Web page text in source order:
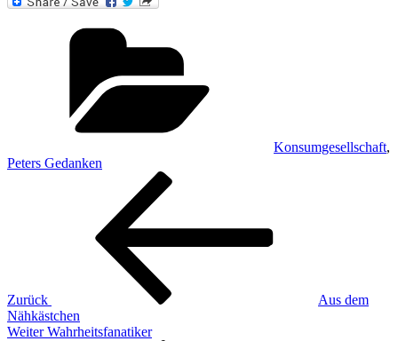
Konsumgesellschaft,
Peters Gedanken
Beitragsnavigation
Zurück
Aus dem
Nähkästchen
Nächster
Weiter Wahrheitsfanatiker